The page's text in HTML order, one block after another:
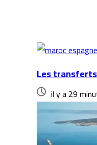
Les transferts
il y a 29